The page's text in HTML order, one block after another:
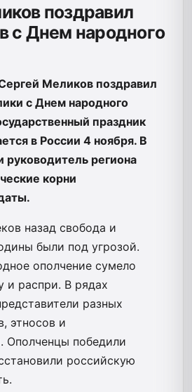
поздравил
с Днем народного
Меликов поздравил
с Днем народного
праздник
в России 4 ноября. В
региона
корни
назад свобода и
были под угрозой.
ополчение сумело
и распри. В рядах
разных
этносов и
Ополченцы победили
российскую